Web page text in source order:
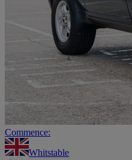
Commence:
Whitstable